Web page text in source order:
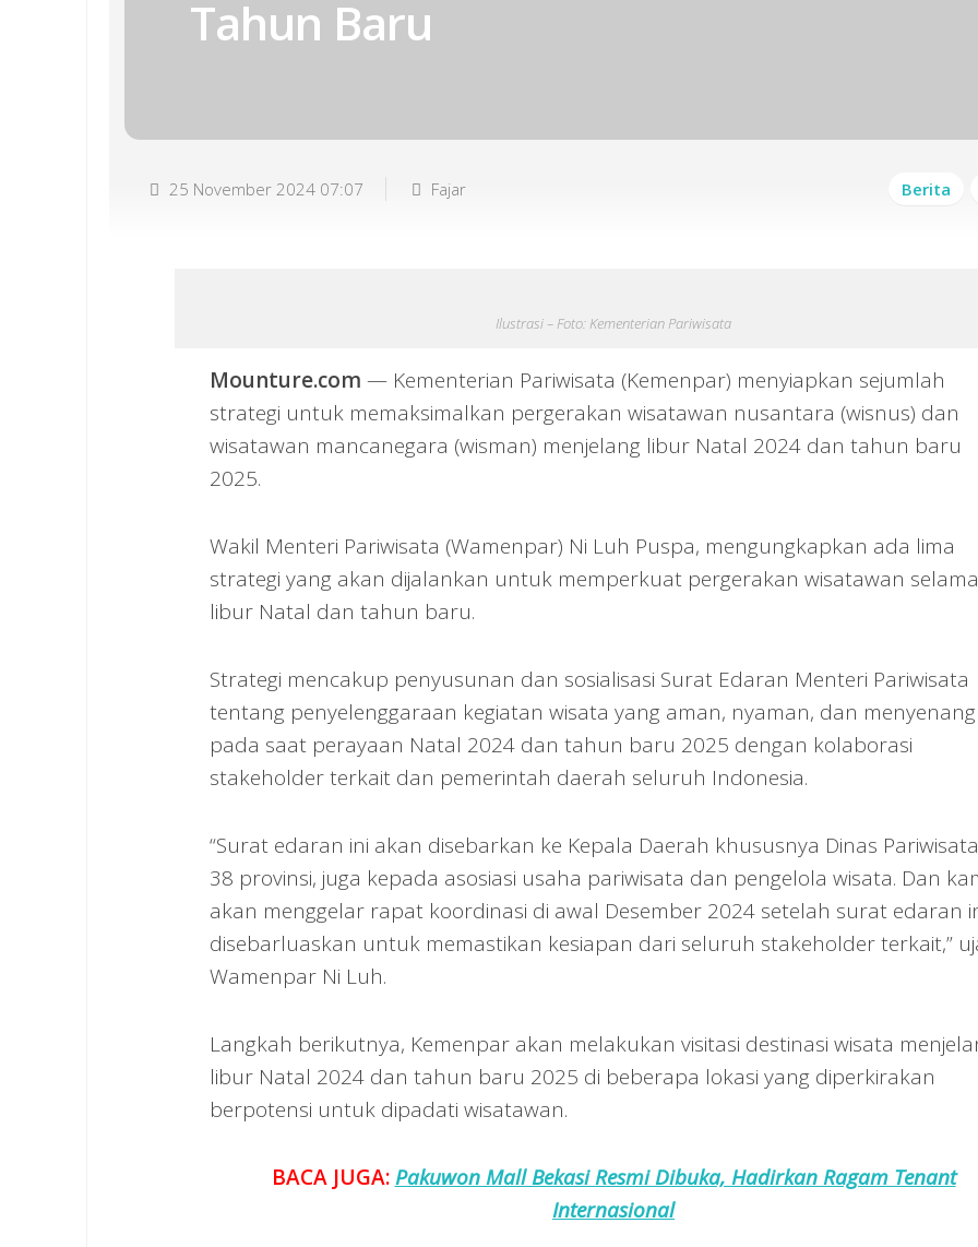
Tahun Baru
25 November 2024 07:07 Fajar Berita
Ilustrasi – Foto: Kementerian Pariwisata
Mounture.com — Kementerian Pariwisata (Kemenpar) menyiapkan sejumlah
strategi untuk memaksimalkan pergerakan wisatawan nusantara (wisnus) dan
wisatawan mancanegara (wisman) menjelang libur Natal 2024 dan tahun baru
2025.
Wakil Menteri Pariwisata (Wamenpar) Ni Luh Puspa, mengungkapkan ada lima
strategi yang akan dijalankan untuk memperkuat pergerakan wisatawan selama
libur Natal dan tahun baru.
Strategi mencakup penyusunan dan sosialisasi Surat Edaran Menteri Pariwisata
tentang penyelenggaraan kegiatan wisata yang aman, nyaman, dan
pada saat perayaan Natal 2024 dan tahun baru 2025 dengan kolaborasi
stakeholder terkait dan pemerintah daerah seluruh Indonesia.
“Surat edaran ini akan disebarkan ke Kepala Daerah khususnya Dinas
38 provinsi, juga kepada asosiasi usaha pariwisata dan pengelola wisata. Dan
akan menggelar rapat koordinasi di awal Desember 2024 setelah surat edaran
disebarluaskan untuk memastikan kesiapan dari seluruh stakeholder terkait,”
Wamenpar Ni Luh.
Langkah berikutnya, Kemenpar akan melakukan visitasi destinasi wisata
libur Natal 2024 dan tahun baru 2025 di beberapa lokasi yang diperkirakan
berpotensi untuk dipadati wisatawan.
BACA JUGA:Pakuwon Mall Bekasi Resmi Dibuka, Hadirkan Ragam Tenant
Internasional